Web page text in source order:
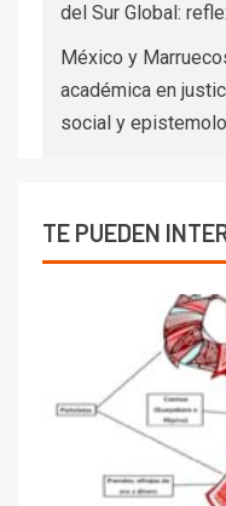
del Sur Global:
México y
académica en
social y
TE PUEDEN